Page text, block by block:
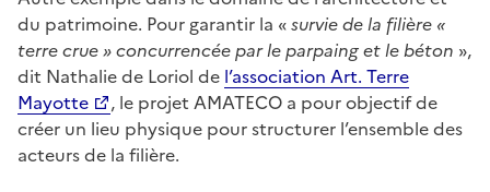
du patrimoine. Pour garantir la «survie de la filière «
terre crue » concurrencée par le parpaing et le béton »,
dit Nathalie de Loriol de l’association Art. Terre
Mayotte
, le projet AMATECO a pour objectif de
créer un lieu physique pour structurer l’ensemble des
acteurs de la filière.